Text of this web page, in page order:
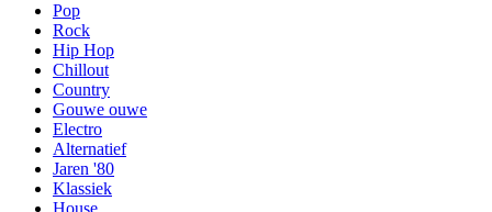
Pop
Rock
Hip Hop
Chillout
Country
Gouwe ouwe
Electro
Alternatief
Jaren '80
Klassiek